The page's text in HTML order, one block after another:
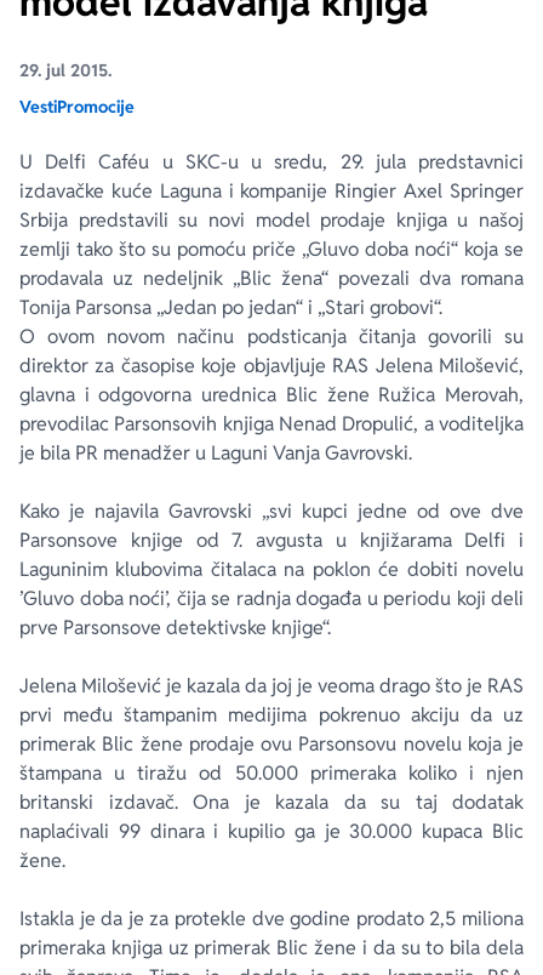
29. jul 2015.
VestiPromocije
U Delfi Caféu u SKC-u u sredu, 29. jula predstavnici
izdavačke kuće Laguna i kompanije Ringier Axel Springer
Srbija predstavili su novi model prodaje knjiga u našoj
zemlji tako što su pomoću priče „Gluvo doba noći“ koja se
prodavala uz nedeljnik „Blic žena“ povezali dva romana
Tonija Parsonsa „Jedan po jedan“ i „Stari grobovi“.
O ovom novom načinu podsticanja čitanja govorili su
direktor za časopise koje objavljuje RAS Jelena Milošević,
glavna i odgovorna urednica Blic žene Ružica Merovah,
prevodilac Parsonsovih knjiga Nenad Dropulić, a voditeljka
je bila PR menadžer u Laguni Vanja Gavrovski.
Kako je najavila Gavrovski „svi kupci jedne od ove dve
Parsonsove knjige od 7. avgusta u knjižarama Delfi i
Laguninim klubovima čitalaca na poklon će dobiti novelu
’Gluvo doba noći’, čija se radnja događa u periodu koji deli
prve Parsonsove detektivske knjige“.
Jelena Milošević je kazala da joj je veoma drago što je RAS
prvi među štampanim medijima pokrenuo akciju da uz
primerak Blic žene prodaje ovu Parsonsovu novelu koja je
štampana u tiražu od 50.000 primeraka koliko i njen
britanski izdavač. Ona je kazala da su taj dodatak
naplaćivali 99 dinara i kupilio ga je 30.000 kupaca Blic
žene.
Istakla je da je za protekle dve godine prodato 2,5 miliona
primeraka knjiga uz primerak Blic žene i da su to bila dela
Ekranizovane knjige
E-knjige
Autori
Poezija
Biografija
Bojan Ljubenović
Milica Jakovljević Mir-Jam
Peter Handke
Elif Šafak